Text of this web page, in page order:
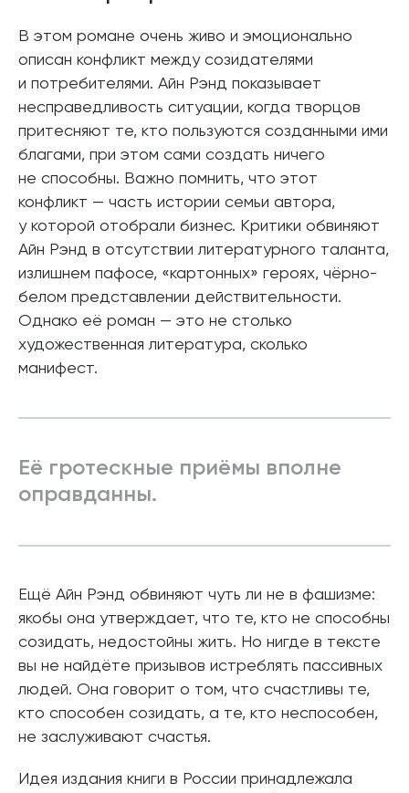
В этом романе очень живо и эмоционально
описан конфликт между созидателями
и потребителями. Айн Рэнд показывает
несправедливость ситуации, когда творцов
притесняют те, кто пользуются созданными ими
благами, при этом сами создать ничего
не способны. Важно помнить, что этот
конфликт — часть истории семьи автора,
у которой отобрали бизнес. Критики обвиняют
Айн Рэнд в отсутствии литературного таланта,
излишнем пафосе, «картонных» героях, чёрно-
белом представлении действительности.
Однако её роман — это не столько
художественная литература, сколько
манифест.
Её гротескные приёмы вполне
оправданны.
Ещё Айн Рэнд обвиняют чуть ли не в фашизме:
якобы она утверждает, что те, кто не способны
созидать, недостойны жить. Но нигде в тексте
вы не найдёте призывов истреблять пассивных
людей. Она говорит о том, что счастливы те,
кто способен созидать, а те, кто неспособен,
не заслуживают счастья.
Идея издания книги в России принадлежала